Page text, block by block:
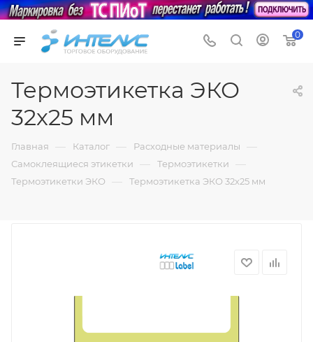
0
Термоэтикетка ЭКО
32х25 мм
Главная — Каталог — Расходные материалы —
Самоклеящиеся этикетки — Термоэтикетки —
Термоэтикетки ЭКО — Термоэтикетка ЭКО 32х25 мм